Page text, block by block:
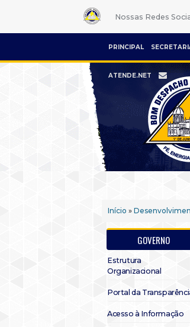
Nossas Redes
PRINCIPAL
ATENDE.NET
Início »
GOVERNO
Estrutura
Organizacional
Portal da
Acesso à Informação